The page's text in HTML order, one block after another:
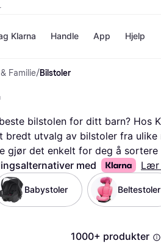
Klarna
Betal i 3
Betal innen
Finansiering
Vipps
Handle App Hjelp
Familie/Bilstoler
bilstolen for ditt barn? Hos
bredt utvalg av bilstoler fra ulike
gjør det enkelt for deg å
deg med å finne den
lese brukeranmeldelser for å
alle nødvendige opplysninger
Start her for å sikre at ditt
med Lær
Babystoler Beltestoler
1000+ produkter